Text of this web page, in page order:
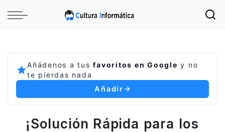
Añádenos a tusfavoritos en Google y no
te pierdas nada
Añadir
¡Solución Rápida para los